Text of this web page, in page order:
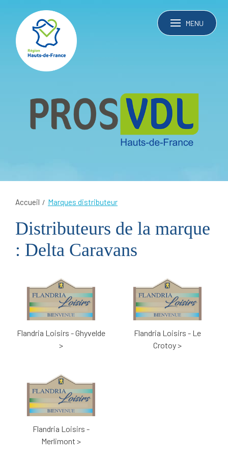
MENU
Accueil Marques distributeur
Distributeurs de la marque
: Delta Caravans
Flandria Loisirs - Ghyvelde
>
Flandria Loisirs - Le
Crotoy >
Flandria Loisirs -
Merlimont >